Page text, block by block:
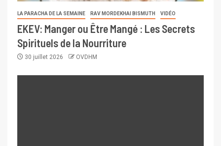
LA PARACHA DE LA SEMAINE RAV MORDEKHAI BISMUTH VIDÉO
EKEV: Manger ou Être Mangé : Les Secrets
Spirituels de la Nourriture
30 juillet 2026 OVDHM